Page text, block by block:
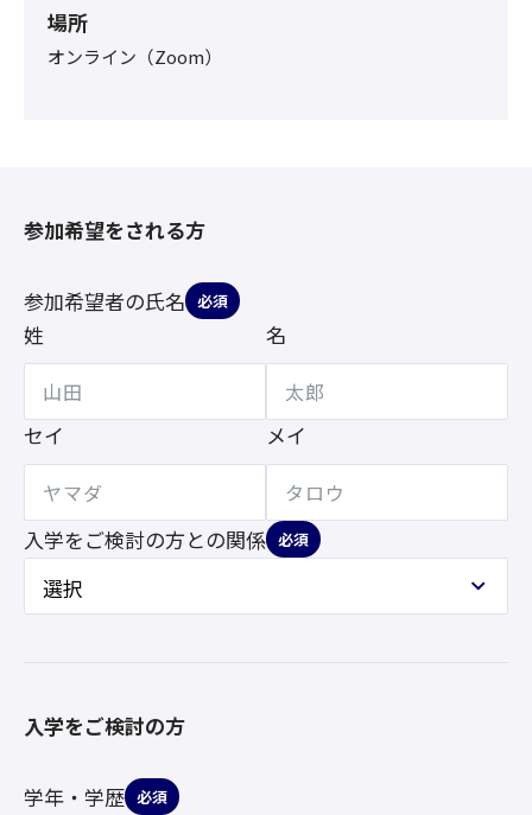
場所
オンライン（Zoom）
参加希望をされる方
参加希望者の氏名 必須
姓 名
セイ メイ
入学をご検討の方との関係 必須
入学をご検討の方
学年・学歴 必須